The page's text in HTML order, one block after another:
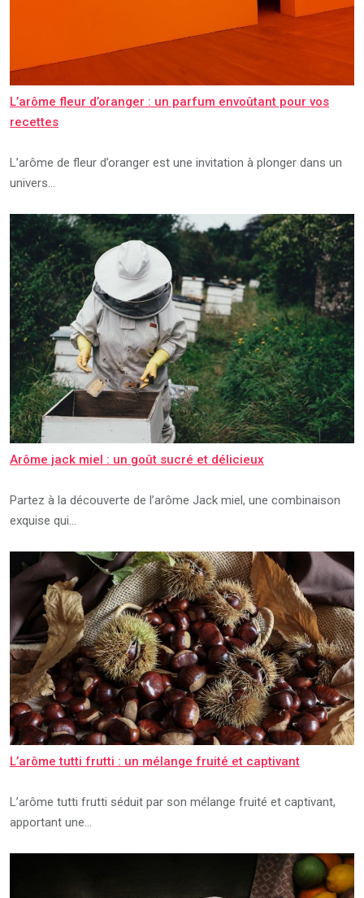
L’arôme fleur d’oranger : un parfum envoûtant pour vos
recettes
L’arôme de fleur d’oranger est une invitation à plonger dans un
univers…
Arôme jack miel : un goût sucré et délicieux
Partez à la découverte de l’arôme Jack miel, une combinaison
exquise qui…
L’arôme tutti frutti : un mélange fruité et captivant
L’arôme tutti frutti séduit par son mélange fruité et captivant,
apportant une…